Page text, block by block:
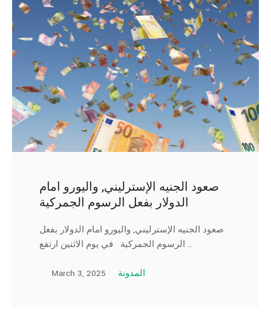
صعود الجنيه الإسترليني, واليورو امام
صعود الجنيه الإسترليني, واليورو امام الدولار بفعل
الرسوم الجمركية في يوم الاثنين ارتفع …
March 3, 2025 المدونة